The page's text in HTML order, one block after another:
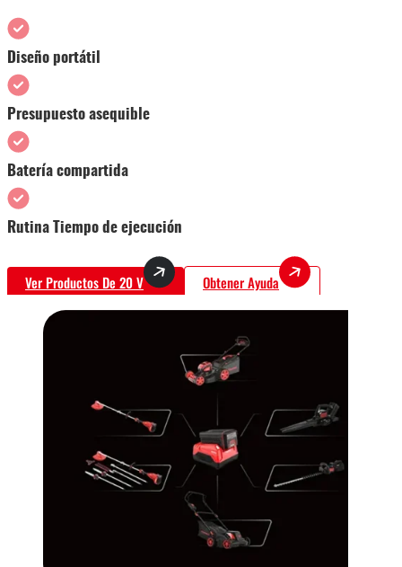
Diseño portátil
Presupuesto asequible
Batería compartida
Rutina Tiempo de ejecución
Ver Productos De 20 V Obtener Ayuda